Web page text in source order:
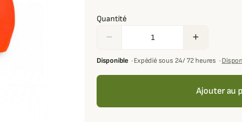
Quantité
remove add
Disponible ·Expédié sous 24/ 72 heures ·
Ajouter au